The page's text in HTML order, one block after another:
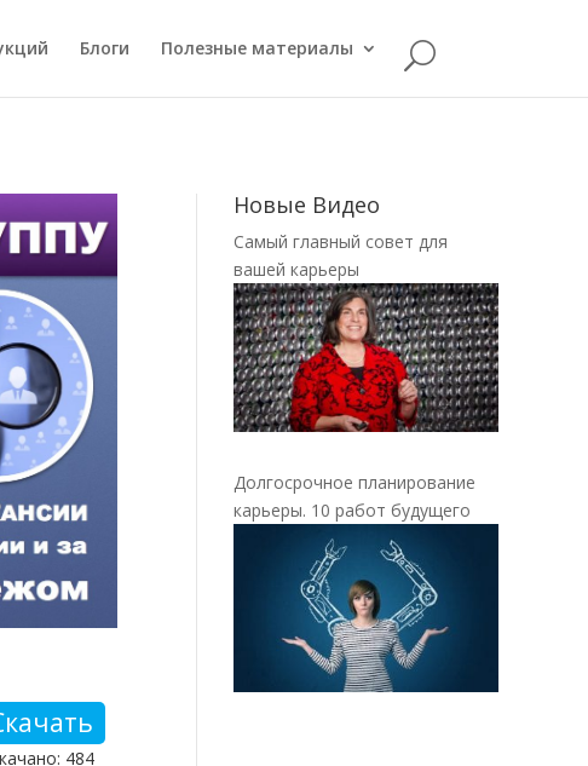
Блоги Полезные материалы
484
Новые Видео
Самый главный совет для
вашей карьеры
Долгосрочное планирование
карьеры. 10 работ будущего